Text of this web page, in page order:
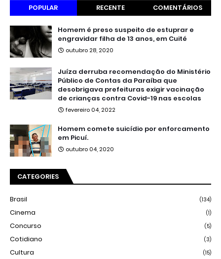
POPULAR RECENTE COMENTÁRIOS
Homem é preso suspeito de estuprar e
engravidar filha de 13 anos, em Cuité
outubro 28, 2020
Juíza derruba recomendação do Ministério
Público de Contas da Paraíba que
desobrigava prefeituras exigir vacinação
de crianças contra Covid-19 nas escolas
fevereiro 04, 2022
Homem comete suicídio por enforcamento
em Picuí.
outubro 04, 2020
CATEGORIES
Brasil (134)
Cinema (1)
Concurso (5)
Cotidiano (3)
Cultura (15)